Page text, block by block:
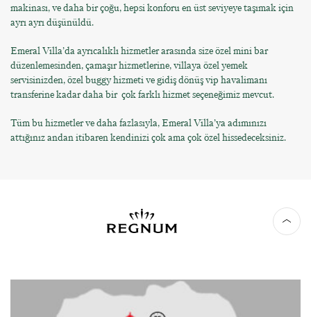
makinası, ve daha bir çoğu, hepsi konforu en üst seviyeye taşımak için
ayrı ayrı düşünüldü.
Emeral Villa’da ayrıcalıklı hizmetler arasında size özel mini bar
düzenlemesinden, çamaşır hizmetlerine, villaya özel yemek
servisinizden, özel buggy hizmeti ve gidiş dönüş vip havalimanı
transferine kadar daha bir çok farklı hizmet seçeneğimiz mevcut.
Tüm bu hizmetler ve daha fazlasıyla, Emeral Villa’ya adımınızı
attığınız andan itibaren kendinizi çok ama çok özel hissedeceksiniz.